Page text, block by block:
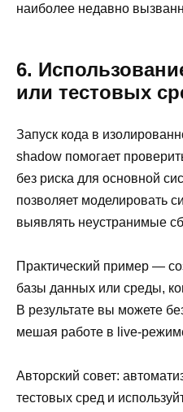
наиболее недавно
6.
или тестовых
Запуск кода в
shadow помогает
без риска для основной
позволяет моделировать
выявлять неустранимые
Практический пример —
базы данных или среды,
В результате вы можете
мешая работе в live-
Авторский совет:
тестовых сред и